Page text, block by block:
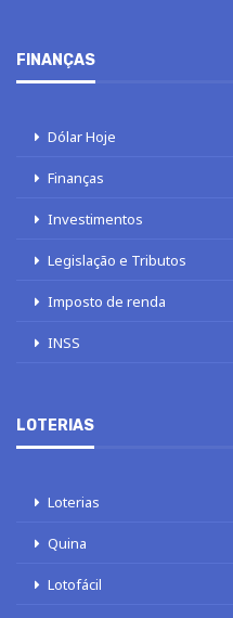
FINANÇAS
Dólar Hoje
Finanças
Investimentos
Legislação e Tributos
Imposto de renda
INSS
LOTERIAS
Loterias
Quina
Lotofácil